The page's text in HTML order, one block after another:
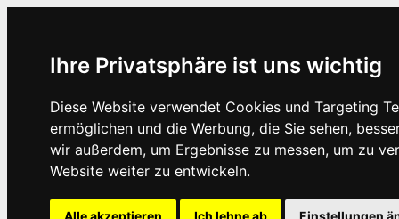
Ihre Privatsphäre ist uns wichtig
Diese Website verwendet Cookies und Targeting
ermöglichen und die Werbung, die Sie sehen,
wir außerdem, um Ergebnisse zu messen, um zu
Website weiter zu entwickeln.
Alle akzeptieren Ich lehne ab Einstellungen